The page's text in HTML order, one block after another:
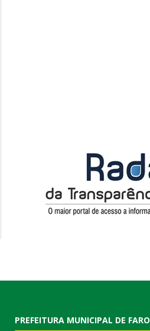
PREFEITURA MUNICIPAL DE FARO